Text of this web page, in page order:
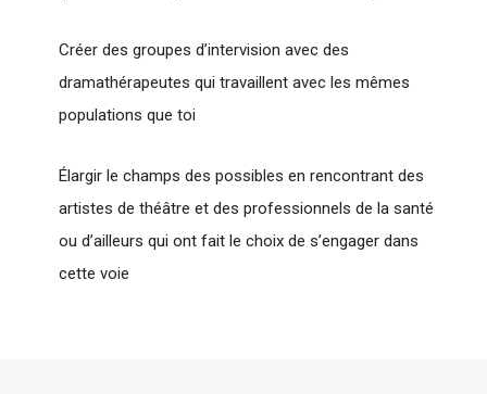
Créer des groupes d’intervision avec des
dramathérapeutes qui travaillent avec les mêmes
populations que toi
Élargir le champs des possibles en rencontrant des
artistes de théâtre et des professionnels de la santé
ou d’ailleurs qui ont fait le choix de s’engager dans
cette voie